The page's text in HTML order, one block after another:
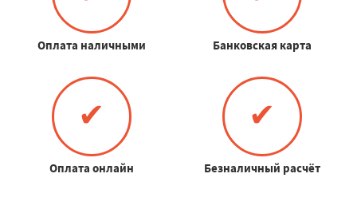
Оплата наличными Банковская карта
✔
Оплата онлайн
✔
Безналичный расчёт